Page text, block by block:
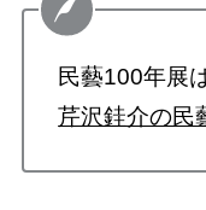
民藝100年展
芹沢銈介の民